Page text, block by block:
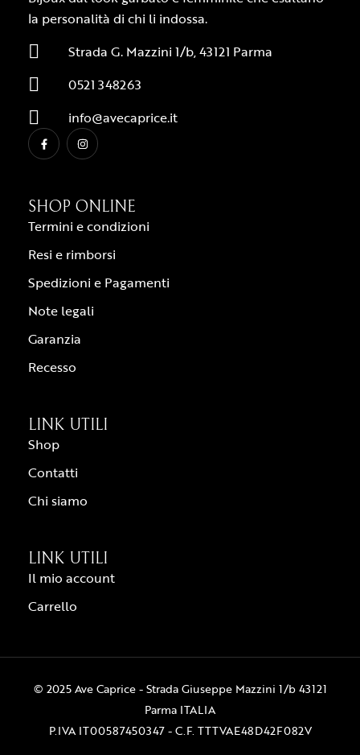
la personalità di chi li indossa.
Strada G. Mazzini 1/b, 43121 Parma
0521 348263
info@avecaprice.it
SHOP ONLINE
Termini e condizioni
Resi e rimborsi
Spedizioni e Pagamenti
Note legali
Garanzia
Recesso
LINK UTILI
Shop
Contatti
Chi siamo
LINK UTILI
Il mio account
Carrello
© 2025 Ave Caprice - Strada Giuseppe Mazzini 1/b 43121
Parma ITALIA
P.IVA IT00587450347 - C.F. TTTVAE48D42F082V